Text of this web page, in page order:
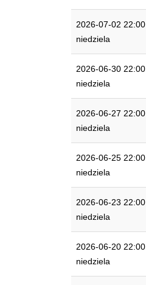
2026-07-02 22:00
niedziela
2026-06-30 22:00
niedziela
2026-06-27 22:00
niedziela
2026-06-25 22:00
niedziela
2026-06-23 22:00
niedziela
2026-06-20 22:00
niedziela